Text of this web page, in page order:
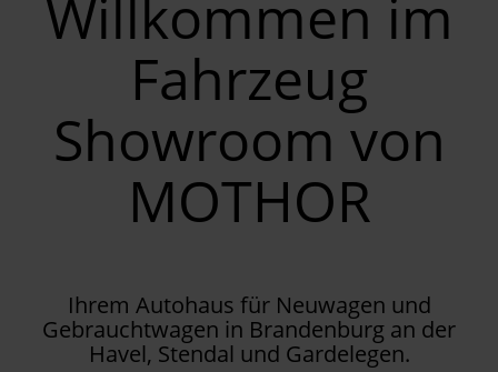
Willkommen im
Fahrzeug
Showroom von
MOTHOR
Ihrem Autohaus für Neuwagen und
Gebrauchtwagen in Brandenburg an der
Havel, Stendal und Gardelegen.